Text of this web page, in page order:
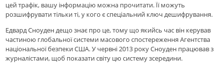
цей трафік, вашу інформацію можна прочитати. Її можуть
розшифрувати тільки ті, у кого є спеціальний ключ дешифрування.
Едвард Сноуден дещо знає про це, тому що якийсь час він керував
частиною глобальної системи масового спостереження Агентства
національної безпеки США. У червні 2013 року Сноуден працював з
журналістами, щоб показати світу цю систему зсередини.